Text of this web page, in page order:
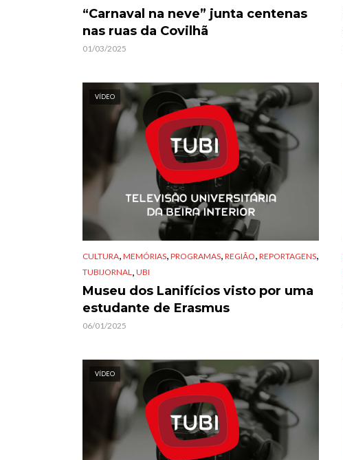
“Carnaval na neve” junta centenas
nas ruas da Covilhã
01/03/2025
VÍDEO
CULTURA MEMÓRIAS PROGRAMAS REGIÃO REPORTAGENS
TUBIJORNAL UBI
Museu dos Lanifícios visto por uma
estudante de Erasmus
06/01/2025
VÍDEO